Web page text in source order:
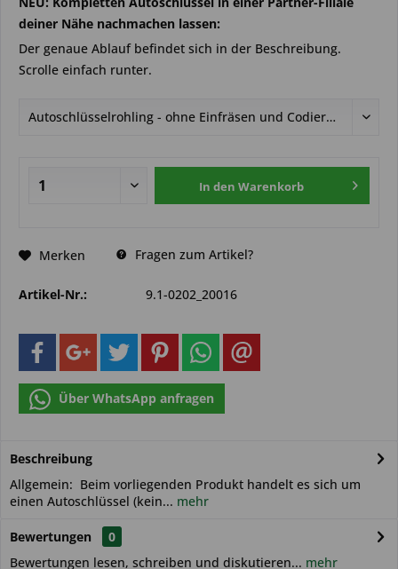
deiner Nähe nachmachen lassen:
Der genaue Ablauf befindet sich in der Beschreibung.
Scrolle einfach runter.
In den Warenkorb
Merken Fragen zum Artikel?
Artikel-Nr.: 9.1-0202_20016
Über WhatsApp anfragen
Beschreibung
Allgemein: Beim vorliegenden Produkt handelt es sich um
einen Autoschlüssel (kein... mehr
Bewertungen
0
Bewertungen lesen, schreiben und diskutieren... mehr